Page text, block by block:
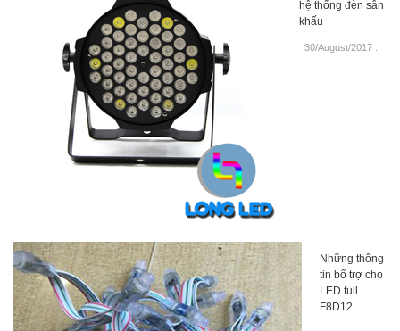
hệ thống đèn sân
khấu
30/August/2017
Những thông
tin bổ trợ cho
LED full
F8D12